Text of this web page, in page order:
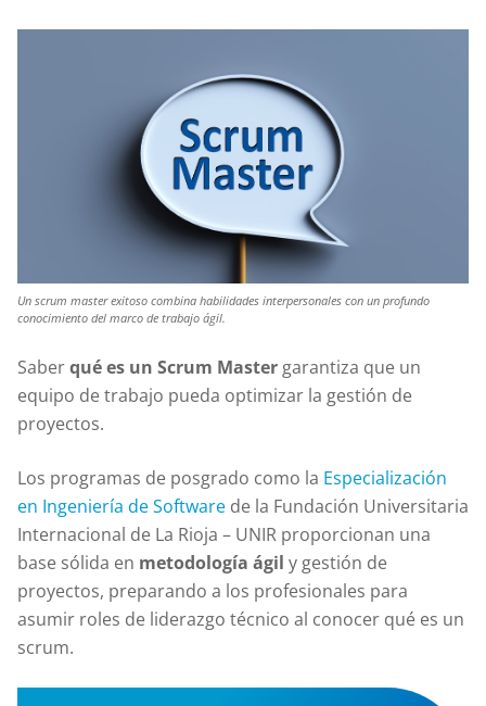
Un scrum master exitoso combina habilidades interpersonales con un profundo
conocimiento del marco de trabajo ágil.
Saberqué es un Scrum Master garantiza que un
equipo de trabajo pueda optimizar la gestión de
proyectos.
Los programas de posgrado como la Especialización
en Ingeniería de Software de la Fundación Universitaria
Internacional de La Rioja – UNIR proporcionan una
base sólida en metodología ágil y gestión de
proyectos, preparando a los profesionales para
asumir roles de liderazgo técnico al conocer qué es un
scrum.